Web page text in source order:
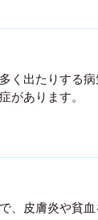
く出たりする
があります。
皮膚炎や貧血